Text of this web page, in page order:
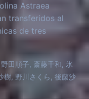
Astraea
transferidos al
de tres
Saint Mitre, Saint
a su compañera
amiga de
escolar sería
representante
田順子, 斎藤千和, 氷
樹, 野川さくら, 後藤沙